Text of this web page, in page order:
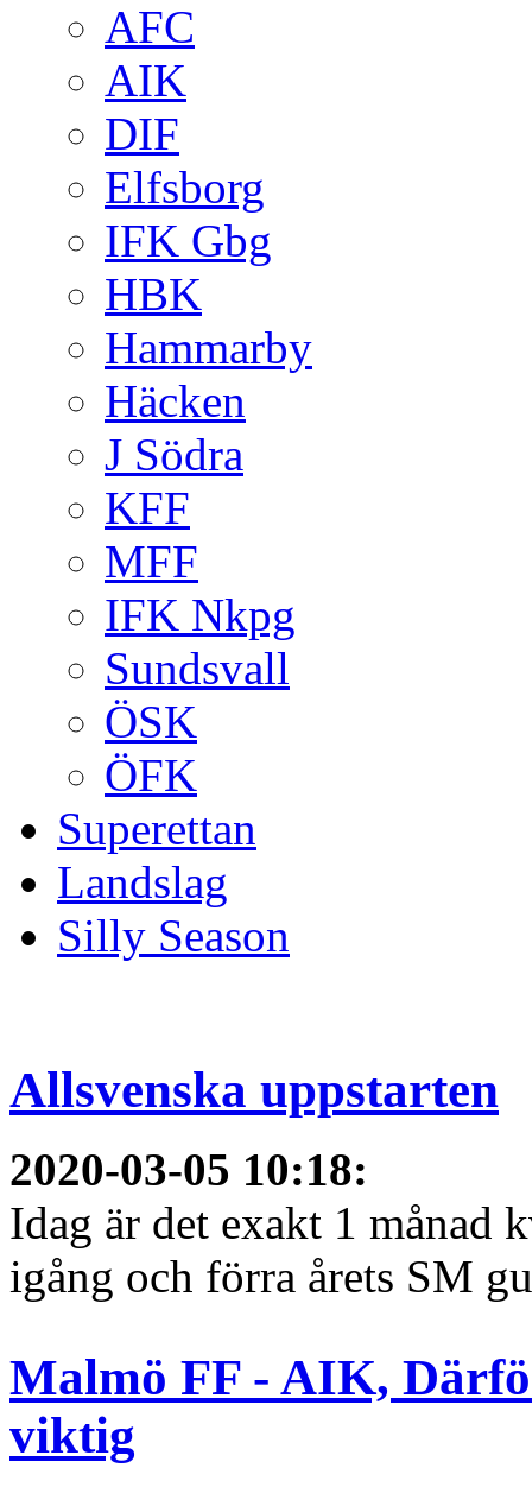
AFC
AIK
DIF
Elfsborg
IFK Gbg
HBK
Hammarby
Häcken
J Södra
KFF
MFF
IFK Nkpg
Sundsvall
ÖSK
ÖFK
Superettan
Landslag
Silly Season
Allsvenska uppstarten
2020-03-05 10:18:
Idag är det exakt 1 månad
igång och förra årets SM
Malmö FF - AIK,
viktig